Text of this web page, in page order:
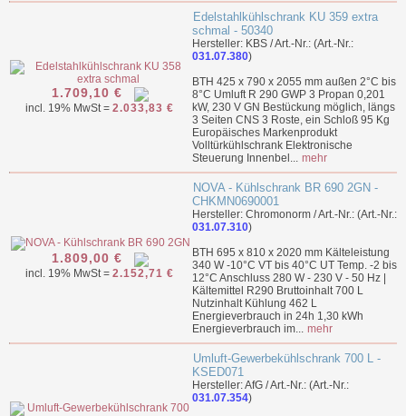
1.709,10 €
incl. 19% MwSt = 2.033,83 €
Edelstahlkühlschrank KU 359 extra
schmal - 50340
Hersteller: KBS / Art.-Nr.: (Art.-Nr.:
031.07.380)
BTH 425 x 790 x 2055 mm außen 2°C bis
8°C Umluft R 290 GWP 3 Propan 0,201
kW, 230 V GN Bestückung möglich, längs
3 Seiten CNS 3 Roste, ein Schloß 95 Kg
Europäisches Markenprodukt
Volltürkühlschrank Elektronische
Steuerung Innenbel... mehr
1.809,00 €
incl. 19% MwSt = 2.152,71 €
NOVA - Kühlschrank BR 690 2GN -
CHKMN0690001
Hersteller: Chromonorm / Art.-Nr.: (Art.-Nr.:
031.07.310)
BTH 695 x 810 x 2020 mm Kälteleistung
340 W -10°C VT bis 40°C UT Temp. -2 bis
12°C Anschluss 280 W - 230 V - 50 Hz |
Kältemittel R290 Bruttoinhalt 700 L
Nutzinhalt Kühlung 462 L
Energieverbrauch in 24h 1,30 kWh
Energieverbrauch im... mehr
Umluft-Gewerbekühlschrank 700 L -
KSED071
Hersteller: AfG / Art.-Nr.: (Art.-Nr.:
031.07.354)